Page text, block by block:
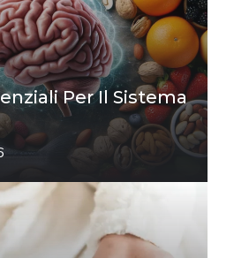
Per Il Sistema